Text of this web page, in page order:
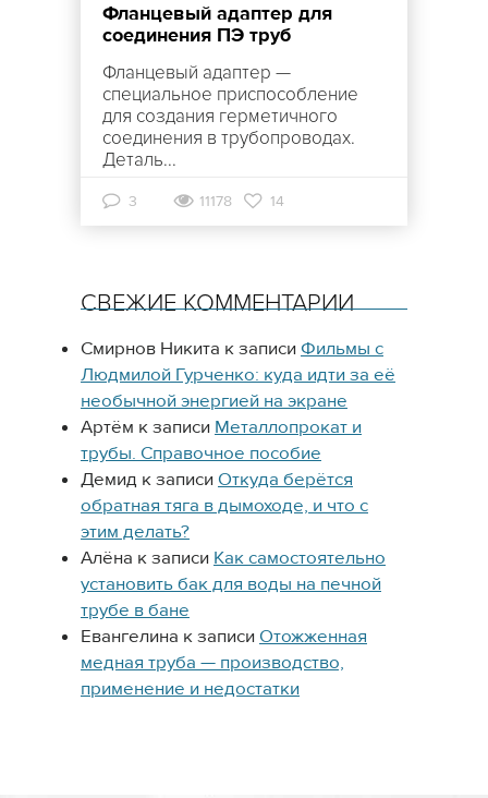
Фланцевый адаптер для
соединения ПЭ труб
Фланцевый адаптер —
специальное приспособление
для создания герметичного
соединения в трубопроводах.
Деталь...
3 11178 14
СВЕЖИЕ КОММЕНТАРИИ
Смирнов Никита к записиФильмы с
Людмилой Гурченко: куда идти за её
необычной энергией на экране
Артём к записи Металлопрокат и
трубы. Справочное пособие
Демид к записиОткуда берётся
обратная тяга в дымоходе, и что с
этим делать?
Алёна к записи Как самостоятельно
установить бак для воды на печной
трубе в бане
Евангелина к записиОтожженная
медная труба — производство,
применение и недостатки